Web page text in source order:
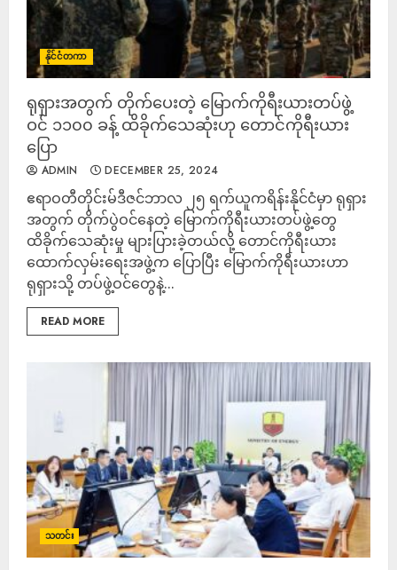
နိုင်ငံတကာ
ရုရှားအတွက် တိုက်ပေးတဲ့ မြောက်ကိုရီးယားတပ်ဖွဲ့
ဝင် ၁၁၀၀ ခန့် ထိခိုက်သေဆုံးဟု တောင်ကိုရီးယား
ပြော
ADMIN DECEMBER 25, 2024
ဧရာဝတီတိုင်းမ်ဒီဇင်ဘာလ ၂၅ ရက်ယူကရိန်းနိုင်ငံမှာ ရုရှား
အတွက် တိုက်ပွဲဝင်နေတဲ့ မြောက်ကိုရီးယားတပ်ဖွဲ့တွေ
ထိခိုက်သေဆုံးမှု များပြားခဲ့တယ်လို့ တောင်ကိုရီးယား
ထောက်လှမ်းရေးအဖွဲ့က ပြောပြီး မြောက်ကိုရီးယားဟာ
ရုရှားသို့ တပ်ဖွဲ့ဝင်တွေနဲ့...
READ MORE
သတင်း